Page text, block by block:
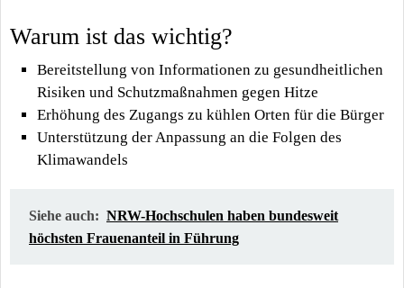
Warum ist das wichtig?
Bereitstellung von Informationen zu gesundheitlichen
Risiken und Schutzmaßnahmen gegen Hitze
Erhöhung des Zugangs zu kühlen Orten für die Bürger
Unterstützung der Anpassung an die Folgen des
Klimawandels
Siehe auch: NRW-Hochschulen haben bundesweit
höchsten Frauenanteil in Führung